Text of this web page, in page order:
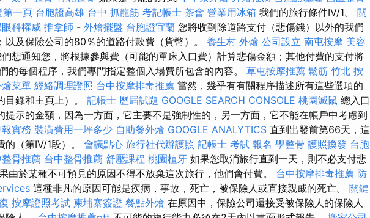
第一頁 台胞證高雄 台中 抓龍筋 考記帳士 茶會 營業用冰箱 我們的旅行條件IV/1。 關
科權威 推拿師 - 外燴擺盤 台胞證宜蘭 您將收到除道路支付（悲傷錢）以外的我們
以及保險公司的80％的道路付款費（貨幣）。 養生村 外燴 公司設立 南屯按摩 美容
想通知您，將根據參與費（可能的單床入口費）計算悲傷金額；其他付費的支付將
的每個程序，我們專門指定整個入場費所包含的內容。 草屯按摩推薦 鬆筋 竹北 按
菜單 經絡調理證照 台中按摩排毒推薦 當然，幾乎有有關程序描述所有這些選項的
目錄和主頁上）。 記帳士 歷屆試題 GOOGLE SEARCH CONSOLE 桃園滅鼠 總入口
提示的金額，因為一方面，它主要不是強制性的，另一方面，它不能在帳戶中考慮到
實務 裝潢費用一坪多少 自助餐外燴 GOOGLE ANALYTICS 直到出發前第66天，這
（第IV/1段）。 會議點心 旅行社代辦護照 記帳士 考試 報名 學整骨 護照換發 台胞
骨推薦 台中整骨推薦 舒壓課程 桃園植牙 如果您取消旅行直到一天，則不必支付悲
由於某種不可預見的原因不得不放棄這次旅行，他們會付費。 台中按摩排毒推薦 防
這種非凡的原因可能是疾病，事故，死亡，被保險人或直接親戚的死亡。 關鍵
按摩證照考試 柬埔寨簽證 餐點外燴 在原因中，保險公司還接受被保險人的保險人